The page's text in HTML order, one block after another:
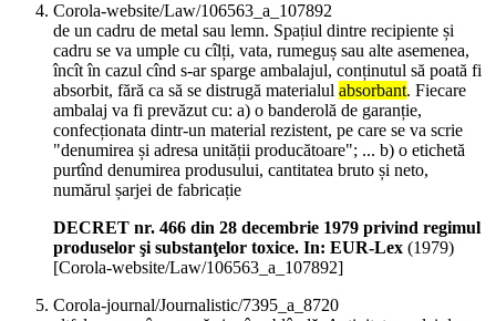
Corola-website/Law/106563_a_107892
de un cadru de metal sau lemn. Spațiul dintre recipiente și
cadru se va umple cu cîlți, vata, rumeguș sau alte asemenea,
încît în cazul cînd s-ar sparge ambalajul, conținutul să poată fi
absorbit, fără ca să se distrugă materialul absorbant. Fiecare
ambalaj va fi prevăzut cu: a) o banderolă de garanție,
confecționata dintr-un material rezistent, pe care se va scrie
"denumirea și adresa unității producătoare"; ... b) o etichetă
purtînd denumirea produsului, cantitatea bruto și neto,
numărul șarjei de fabricație
DECRET nr. 466 din 28 decembrie 1979 privind regimul
produselor şi substanţelor toxice. In: EUR-Lex (1979)
[Corola-website/Law/106563_a_107892]
Corola-journal/Journalistic/7395_a_8720